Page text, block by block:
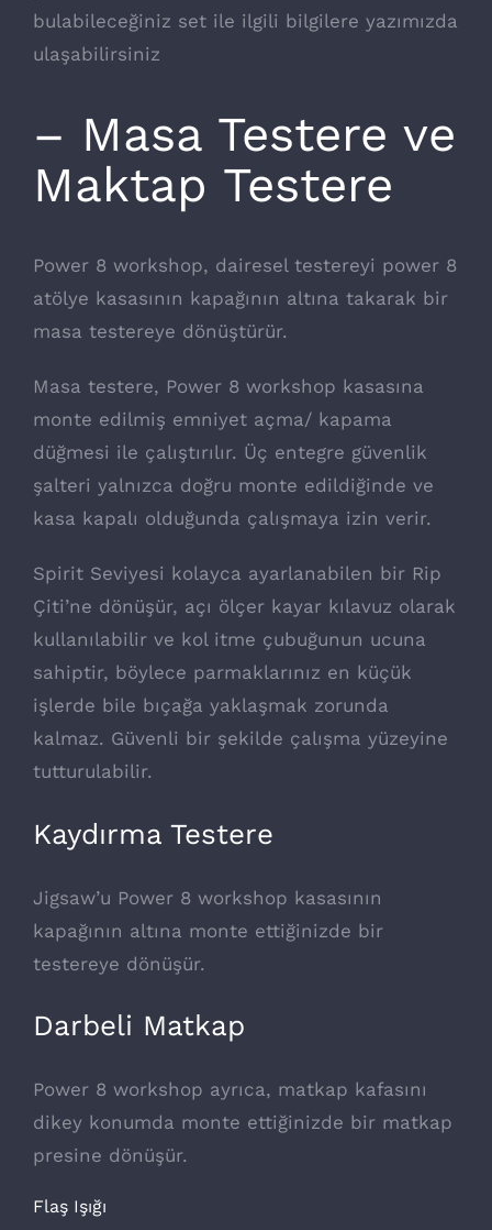
bulabileceğiniz set ile ilgili bilgilere yazımızda
ulaşabilirsiniz
– Masa Testere ve
Maktap Testere
Power 8 workshop, dairesel testereyi power 8
atölye kasasının kapağının altına takarak bir
masa testereye dönüştürür.
Masa testere, Power 8 workshop kasasına
monte edilmiş emniyet açma/ kapama
düğmesi ile çalıştırılır. Üç entegre güvenlik
şalteri yalnızca doğru monte edildiğinde ve
kasa kapalı olduğunda çalışmaya izin verir.
Spirit Seviyesi kolayca ayarlanabilen bir Rip
Çiti’ne dönüşür, açı ölçer kayar kılavuz olarak
kullanılabilir ve kol itme çubuğunun ucuna
sahiptir, böylece parmaklarınız en küçük
işlerde bile bıçağa yaklaşmak zorunda
kalmaz. Güvenli bir şekilde çalışma yüzeyine
tutturulabilir.
Kaydırma Testere
Jigsaw’u Power 8 workshop kasasının
kapağının altına monte ettiğinizde bir
testereye dönüşür.
Darbeli Matkap
Power 8 workshop ayrıca, matkap kafasını
dikey konumda monte ettiğinizde bir matkap
presine dönüşür.
Flaş Işığı